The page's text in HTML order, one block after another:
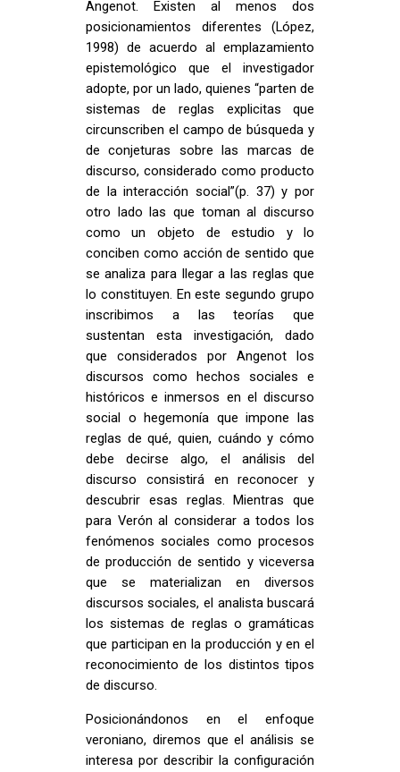
Angenot. Existen al menos dos
posicionamientos diferentes (López,
1998) de acuerdo al emplazamiento
epistemológico que el investigador
adopte, por un lado, quienes “parten de
sistemas de reglas explicitas que
circunscriben el campo de búsqueda y
de conjeturas sobre las marcas de
discurso, considerado como producto
de la interacción social”(p. 37) y por
otro lado las que toman al discurso
como un objeto de estudio y lo
conciben como acción de sentido que
se analiza para llegar a las reglas que
lo constituyen. En este segundo grupo
inscribimos a las teorías que
sustentan esta investigación, dado
que considerados por Angenot los
discursos como hechos sociales e
históricos e inmersos en el discurso
social o hegemonía que impone las
reglas de qué, quien, cuándo y cómo
debe decirse algo, el análisis del
discurso consistirá en reconocer y
descubrir esas reglas. Mientras que
para Verón al considerar a todos los
fenómenos sociales como procesos
de producción de sentido y viceversa
que se materializan en diversos
discursos sociales, el analista buscará
los sistemas de reglas o gramáticas
que participan en la producción y en el
reconocimiento de los distintos tipos
de discurso.
Posicionándonos en el enfoque
veroniano, diremos que el análisis se
interesa por describir la configuración